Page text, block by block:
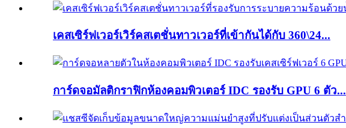
เคสเซิร์ฟเวอร์เวิร์คสเตชั่นทาวเวอร์ที่เข้ากันได้กับ 360\24...
การ์ดจอมัลติกราฟิกห้องคอมพิวเตอร์ IDC รองรับ GPU 6 ตัว...